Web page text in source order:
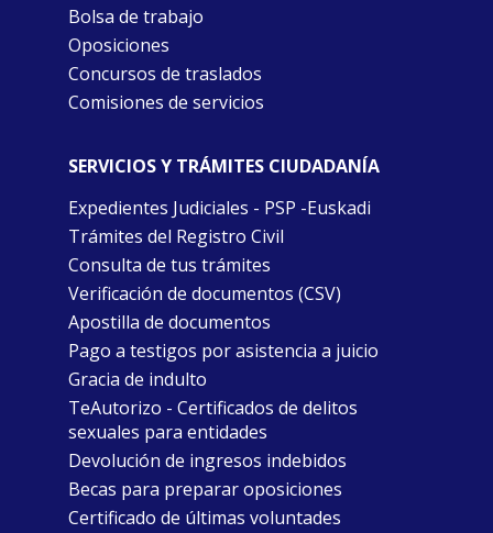
Bolsa de trabajo
Oposiciones
Concursos de traslados
Comisiones de servicios
SERVICIOS Y TRÁMITES CIUDADANÍA
Expedientes Judiciales - PSP -Euskadi
Trámites del Registro Civil
Consulta de tus trámites
Verificación de documentos (CSV)
Apostilla de documentos
Pago a testigos por asistencia a juicio
Gracia de indulto
TeAutorizo - Certificados de delitos
sexuales para entidades
Devolución de ingresos indebidos
Becas para preparar oposiciones
Certificado de últimas voluntades